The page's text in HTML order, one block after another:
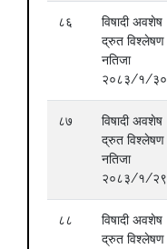
८६
विषादी अवशेष
द्रुत विश्लेषण
नतिजा
२०८३/१/३०
८७
विषादी अवशेष
द्रुत विश्लेषण
नतिजा
२०८३/१/२९
८८
विषादी अवशेष
द्रुत विश्लेषण